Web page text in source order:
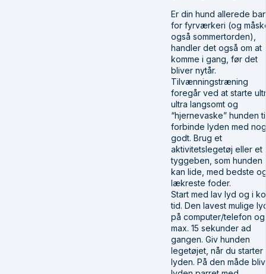
Er din hund allerede
for fyrværkeri (og
også sommertorden),
handler det også om at
komme i gang, før det
bliver nytår.
Tilvænningstræning
foregår ved at starte
ultra langsomt og
“hjernevaske” hunden
forbinde lyden med
godt. Brug et
aktivitetslegetøj eller et
tyggeben, som hunden
kan lide, med bedste
lækreste foder.⁣
Start med lav lyd og i
tid. Den lavest mulige
på computer/telefon og
max. 15 sekunder ad
gangen. Giv hunden
legetøjet, når du starter
lyden. På den måde